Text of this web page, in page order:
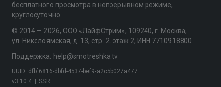
бесплатного просмотра в непрерывном режиме,
круглосуточно.
© 2014 — 2026, ООО «ЛайфСтрим», 109240, г. Москва,
ул. Николоямская, д. 13, стр. 2, этаж 2, ИНН 7710918800
Поддержка: help@smotreshka.tv
v3.10.4 SSR
UUID: dfbf6816-dbfd-4537-bef9-a2c5b027a477